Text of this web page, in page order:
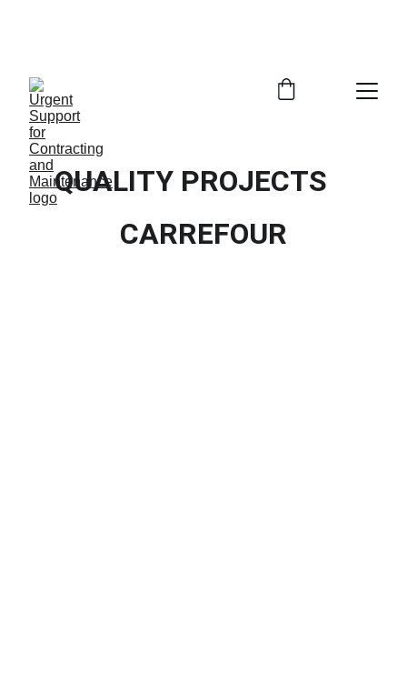
QUALITY PROJECTS
CARREFOUR